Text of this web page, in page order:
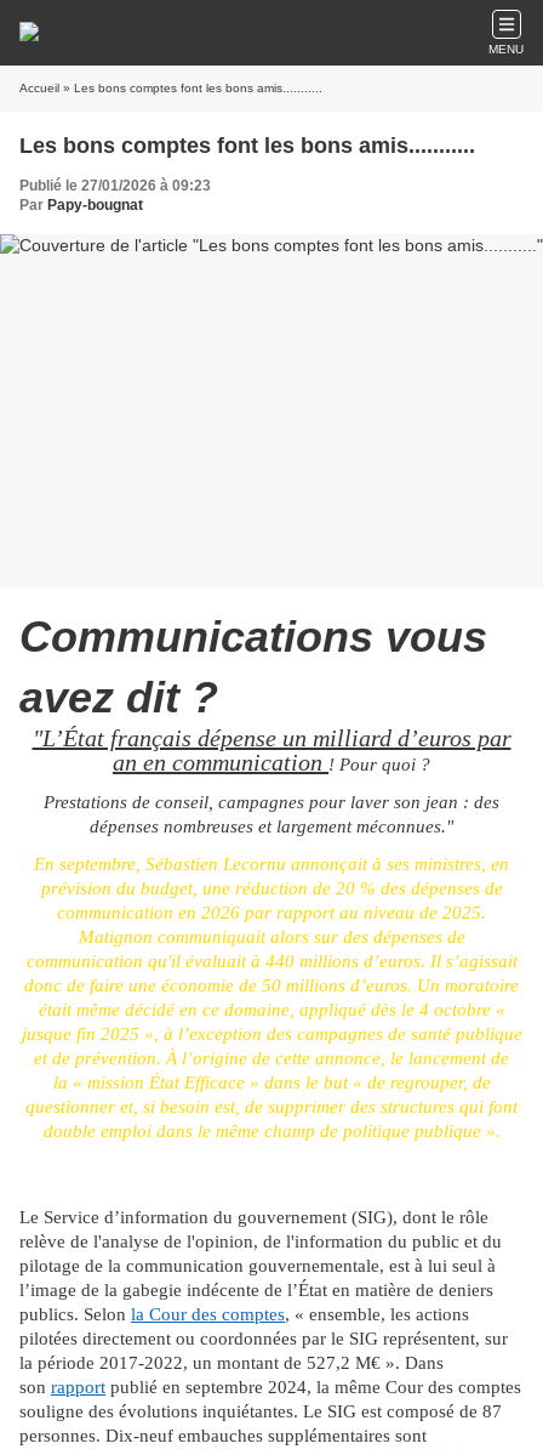
MENU
Accueil » Les bons comptes font les bons amis...........
Les bons comptes font les bons amis...........
Publié le 27/01/2026 à 09:23
Par Papy-bougnat
Communications vous
avez dit ?
"L’État français dépense un milliard d’euros par
an en communication ! Pour quoi ?
Prestations de conseil, campagnes pour laver son jean : des
dépenses nombreuses et largement méconnues."
En septembre, Sébastien Lecornu annonçait à ses ministres, en
prévision du budget, une réduction de 20 % des dépenses de
communication en 2026 par rapport au niveau de 2025.
Matignon communiquait alors sur des dépenses de
communication qu'il évaluait à 440 millions d’euros. Il s’agissait
donc de faire une économie de 50 millions d’euros. Un moratoire
était même décidé en ce domaine, appliqué dès le 4 octobre «
jusque fin 2025 », à l’exception des campagnes de santé publique
et de prévention. À l’origine de cette annonce, le lancement de
la « mission État Efficace » dans le but « de regrouper, de
questionner et, si besoin est, de supprimer des structures qui font
double emploi dans le même champ de politique publique ».
Le Service d’information du gouvernement (SIG), dont le rôle
relève de l'analyse de l'opinion, de l'information du public et du
pilotage de la communication gouvernementale, est à lui seul à
l’image de la gabegie indécente de l’État en matière de deniers
publics. Selon la Cour des comptes, « ensemble, les actions
pilotées directement ou coordonnées par le SIG représentent, sur
la période 2017-2022, un montant de 527,2 M€ ». Dans
son rapport publié en septembre 2024, la même Cour des comptes
souligne des évolutions inquiétantes. Le SIG est composé de 87
personnes. Dix-neuf embauches supplémentaires sont